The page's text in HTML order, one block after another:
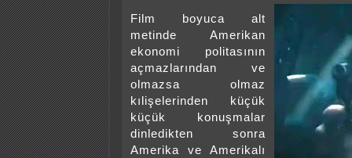
Film boyuca alt
metinde Amerikan
ekonomi politasının
açmazlarından ve
olmazsa olmaz
kılişelerinden küçük
küçük konuşmalar
dinledikten sonra
Amerika ve Amerikalı